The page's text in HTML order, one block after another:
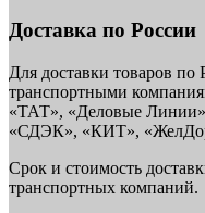
Доставка по России
Для доставки товаров
транспортными
«ТАТ», «Деловые
«СДЭК», «КИТ»,
Срок и стоимость
транспортных компаний.